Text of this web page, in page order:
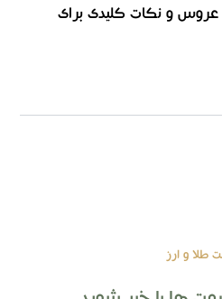
و نکات کلیدی برای
طلا و ارز